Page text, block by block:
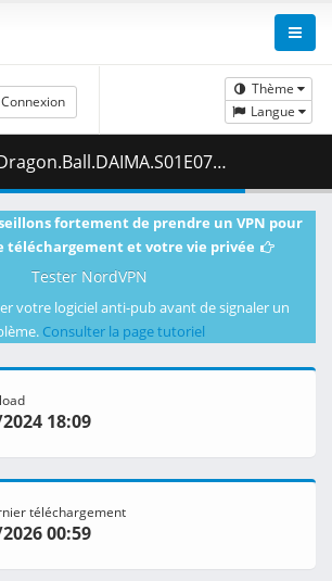
Thème
Langue
Connexion
DL.JPN.AAC2.0.H.264.MSubs-ToonsHub.mkv.002 ( 462.13 MB )
fortement de prendre un VPN pour
téléchargement et votre vie privée
Tester NordVPN
votre logiciel anti-pub avant de signaler un
Consulter la page tutoriel
18:09
téléchargement
00:59